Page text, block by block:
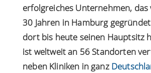
erfolgreiches Unternehmen,
30 Jahren in Hamburg
dort bis heute seinen Hauptsitz
ist weltweit an 56 Standorten
neben Kliniken in ganz